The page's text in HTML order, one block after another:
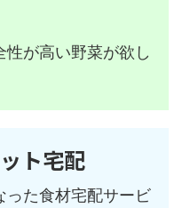
性が高い野菜が欲し
ト宅配
った食材宅配サービ